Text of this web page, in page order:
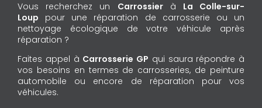
Vous recherchez un Carrossierà La Colle-sur-
Loup pour une réparation de carrosserie ou un
nettoyage écologique de votre véhicule après
réparation ?
Faites appel à Carrosserie GP qui saura répondre à
vos besoins en termes de carrosseries, de peinture
automobile ou encore de réparation pour vos
véhicules.